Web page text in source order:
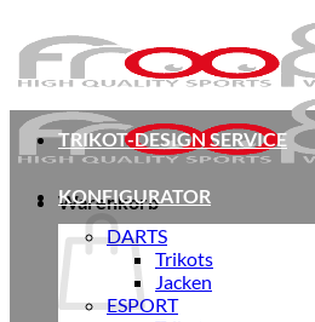
Warenkorb
TRIKOT-DESIGN SERVICE
KONFIGURATOR
DARTS
Trikots
Jacken
ESPORT